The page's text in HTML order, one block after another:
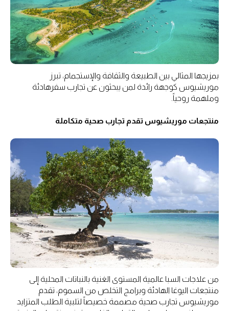
بمزيجها المثالي بين الطبيعة والثقافة والإستجمام، تبرز
موريشيوس كوجهة رائدة لمن يبحثون عن تجارب سفرهادئة
وملهمة روحياً.
منتجعات موريشيوس تقدم تجارب صحية متكاملة
من علاجات السبا عالمية المستوى الغنية بالنباتات المحلية إلى
منتجعات اليوغا الهادئة وبرامج التخلص من السموم، تقدم
موريشيوس تجارب صحية مصممة خصيصاً لتلبية الطلب المتزايد